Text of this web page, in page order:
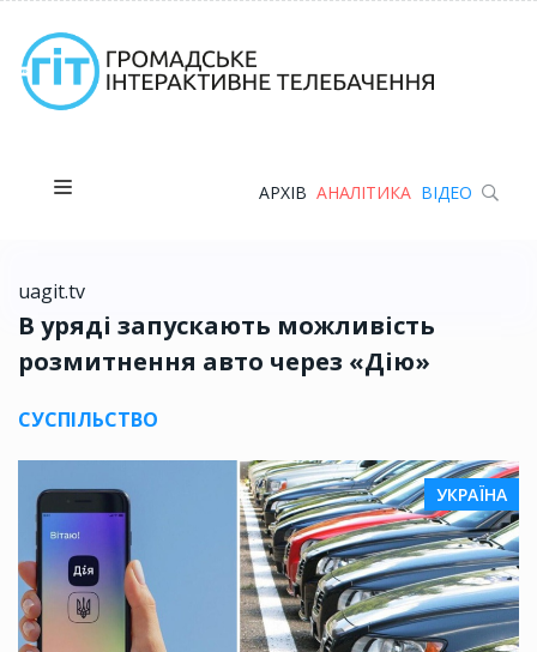
АРХІВ АНАЛІТИКА ВІДЕО
uagit.tv
В уряді запускають можливість
розмитнення авто через «Дію»
СУСПІЛЬСТВО
УКРАЇНА